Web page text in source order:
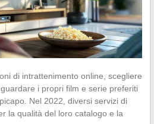
di intrattenimento online, scegliere
i propri film e serie preferiti
Nel 2022, diversi servizi di
la qualità del loro catalogo e la